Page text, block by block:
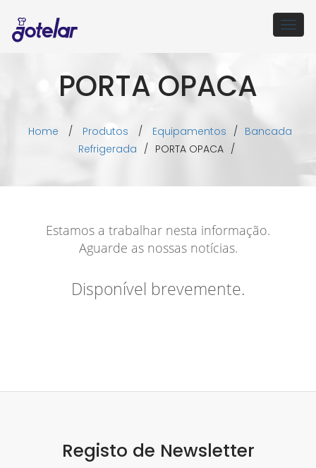
PORTA OPACA
Home / Produtos / Equipamentos / Bancada
Refrigerada / PORTA OPACA /
Estamos a trabalhar nesta informação.
Aguarde as nossas notícias.
Disponível brevemente.
Registo de Newsletter